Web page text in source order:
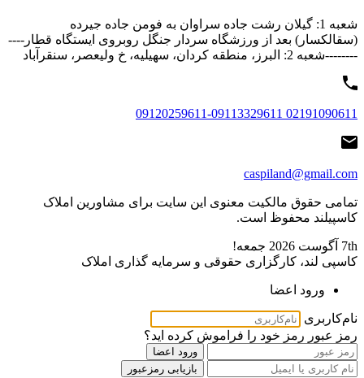
شعبه 1: گیلان رشت جاده سراوان به فومن جاده جیرده
(سقالکسار) بعد از ورزشگاه سردار جنگل روبروی ایستگاه قطار----
--------شعبه 2: البرز، منطقه کردان، سهیلیه، خ ولیعصر، سنقرآباد
02191090611 09120259611-09113329611
caspiland@gmail.com
تمامی حقوق مالکیت معنوی این ‌سایت برای مشاورین املاک
کاسپیلند محفوظ است.
7th آگوست 2026
جمعه!
کاسپی لند، کارگزاری حقوقی و سرمایه گذاری املاک
ورود اعضا
نام‌کاربری
رمز عبور رمز خود را فراموش کرده اید؟
ورود اعضا
بازیابی رمزعبور